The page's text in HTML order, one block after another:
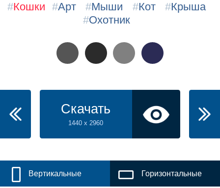
#Кошки #Арт #Мыши #Кот #Крыша
#Охотник
Скачать
1440 x 2960
Вертикальные Горизонтальные